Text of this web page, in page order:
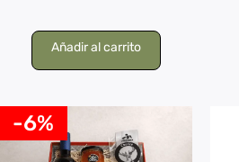
Añadir al carrito
-6%